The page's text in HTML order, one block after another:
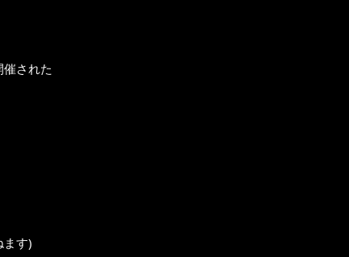
された
ます)